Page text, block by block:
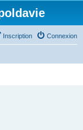
Connexion
Inscription